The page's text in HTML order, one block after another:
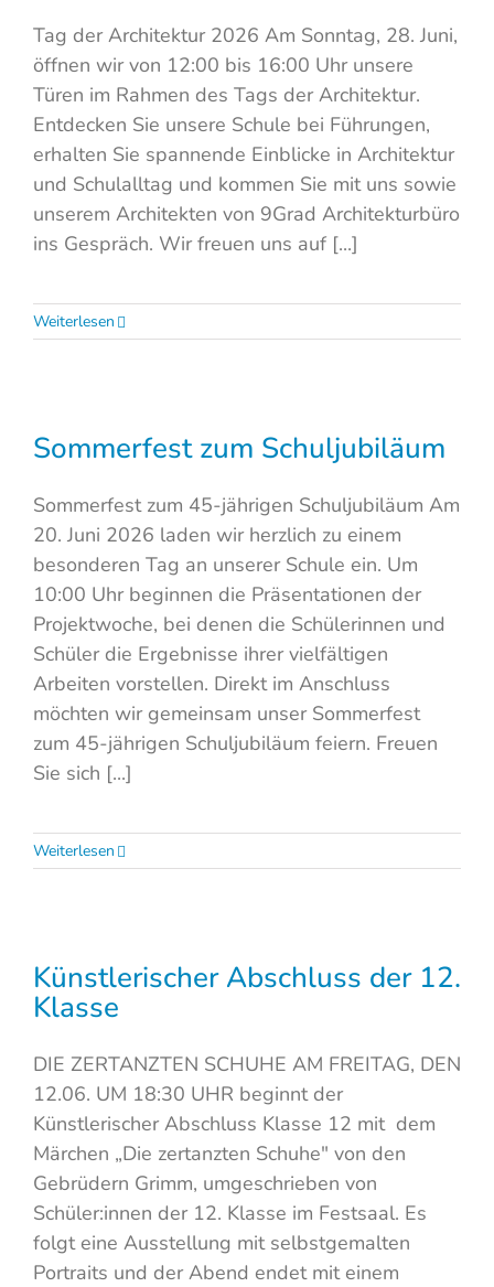
Tag der Architektur 2026 Am Sonntag, 28. Juni,
öffnen wir von 12:00 bis 16:00 Uhr unsere
Türen im Rahmen des Tags der Architektur.
Entdecken Sie unsere Schule bei Führungen,
erhalten Sie spannende Einblicke in Architektur
und Schulalltag und kommen Sie mit uns sowie
unserem Architekten von 9Grad Architekturbüro
ins Gespräch. Wir freuen uns auf [...]
Weiterlesen
Sommerfest zum Schuljubiläum
Sommerfest zum 45-jährigen Schuljubiläum Am
20. Juni 2026 laden wir herzlich zu einem
besonderen Tag an unserer Schule ein. Um
10:00 Uhr beginnen die Präsentationen der
Projektwoche, bei denen die Schülerinnen und
Schüler die Ergebnisse ihrer vielfältigen
Arbeiten vorstellen. Direkt im Anschluss
möchten wir gemeinsam unser Sommerfest
zum 45-jährigen Schuljubiläum feiern. Freuen
Sie sich [...]
Weiterlesen
Künstlerischer Abschluss der 12.
Klasse
DIE ZERTANZTEN SCHUHE AM FREITAG, DEN
12.06. UM 18:30 UHR beginnt der
Künstlerischer Abschluss Klasse 12 mit dem
Märchen „Die zertanzten Schuhe" von den
Gebrüdern Grimm, umgeschrieben von
Schüler:innen der 12. Klasse im Festsaal. Es
folgt eine Ausstellung mit selbstgemalten
Portraits und der Abend endet mit einem